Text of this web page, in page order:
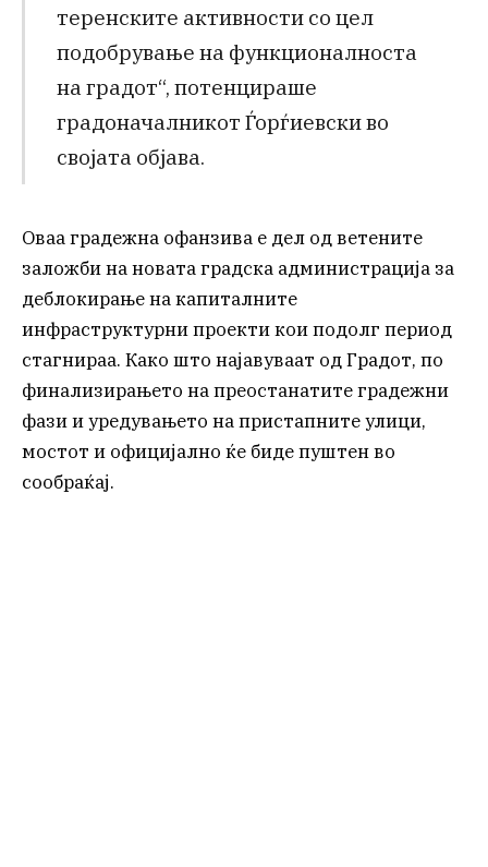
теренските активности со цел
подобрување на функционалноста
на градот“, потенцираше
градоначалникот Ѓорѓиевски во
својата објава.
Оваа градежна офанзива е дел од ветените
заложби на новата градска администрација за
деблокирање на капиталните
инфраструктурни проекти кои подолг период
стагнираа. Како што најавуваат од Градот, по
финализирањето на преостанатите градежни
фази и уредувањето на пристапните улици,
мостот и официјално ќе биде пуштен во
сообраќај.